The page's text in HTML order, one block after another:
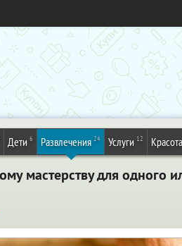
Дети 6 Развлечения 24 Услуги 12 Красота
мастерству для одного